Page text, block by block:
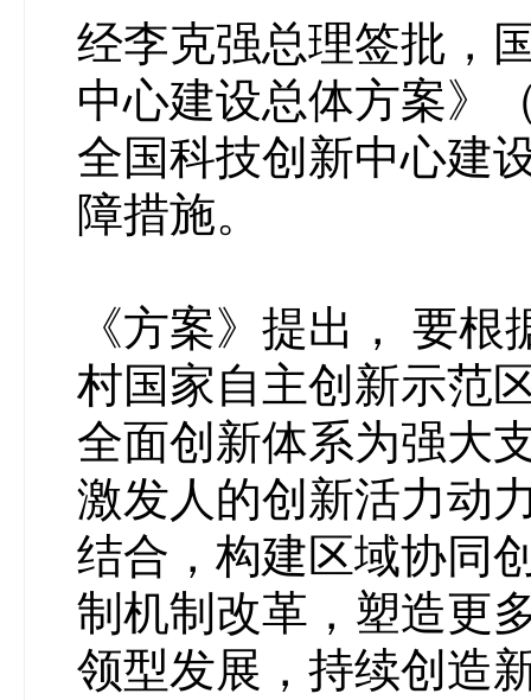
经李克强总理签批，
中心建设总体方案》
全国科技创新中心建
障措施。
《方案》提出， 要
村国家自主创新示范
全面创新体系为强大
激发人的创新活力动
结合，构建区域协同
制机制改革，塑造更
领型发展，持续创造